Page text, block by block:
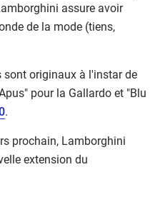
assure avoir
de la mode (tiens,
sont originaux à l'instar de
pour la Gallardo et "Blu
.
prochain, Lamborghini
extension du